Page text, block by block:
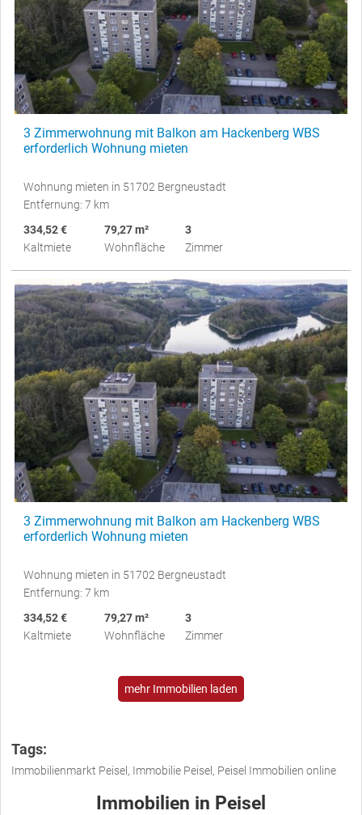
3 Zimmerwohnung mit Balkon am Hackenberg WBS
erforderlich Wohnung mieten
Wohnung mieten in 51702 Bergneustadt
Entfernung: 7 km
334,52 €
Kaltmiete
79,27 m²
Wohnfläche
3
Zimmer
3 Zimmerwohnung mit Balkon am Hackenberg WBS
erforderlich Wohnung mieten
Wohnung mieten in 51702 Bergneustadt
Entfernung: 7 km
334,52 €
Kaltmiete
79,27 m²
Wohnfläche
3
Zimmer
mehr Immobilien laden
Tags:
Immobilienmarkt Peisel, Immobilie Peisel, Peisel Immobilien online
Immobilien in Peisel